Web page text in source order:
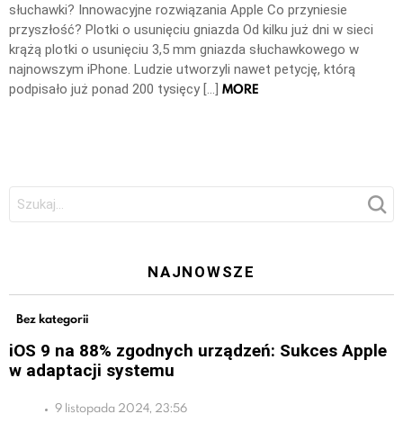
słuchawki? Innowacyjne rozwiązania Apple Co przyniesie
przyszłość? Plotki o usunięciu gniazda Od kilku już dni w sieci
krążą plotki o usunięciu 3,5 mm gniazda słuchawkowego w
najnowszym iPhone. Ludzie utworzyli nawet petycję, którą
podpisało już ponad 200 tysięcy […] MORE
Szukaj:
NAJNOWSZE
Bez kategorii
iOS 9 na 88% zgodnych urządzeń: Sukces Apple
w adaptacji systemu
9 listopada 2024, 23:56